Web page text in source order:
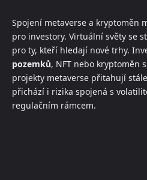
Spojení metaverse a kryptoměn
pro investory. Virtuální světy se
pro ty, kteří hledají nové trhy.
pozemků, NFT nebo kryptoměn
projekty metaverse přitahují
přichází i rizika spojená s
regulačním rámcem.